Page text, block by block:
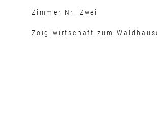
Zimmer Nr. Zwei
Zoiglwirtschaft zum